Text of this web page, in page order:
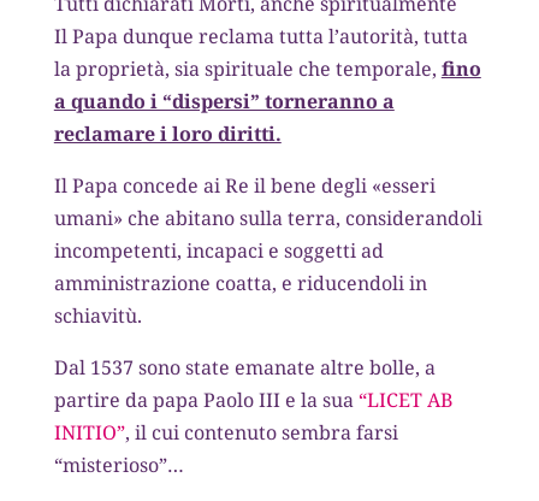
Il Papa dunque reclama tutta l’autorità, tutta
la proprietà, sia spirituale che temporale, fino
a quando i “dispersi” torneranno a
reclamare i loro diritti.
Il Papa concede ai Re il bene degli «esseri
umani» che abitano sulla terra, considerandoli
incompetenti, incapaci e soggetti ad
amministrazione coatta, e riducendoli in
schiavitù.
Dal 1537 sono state emanate altre bolle, a
partire da papa Paolo III e la sua “LICET AB
INITIO”, il cui contenuto sembra farsi
“misterioso”…